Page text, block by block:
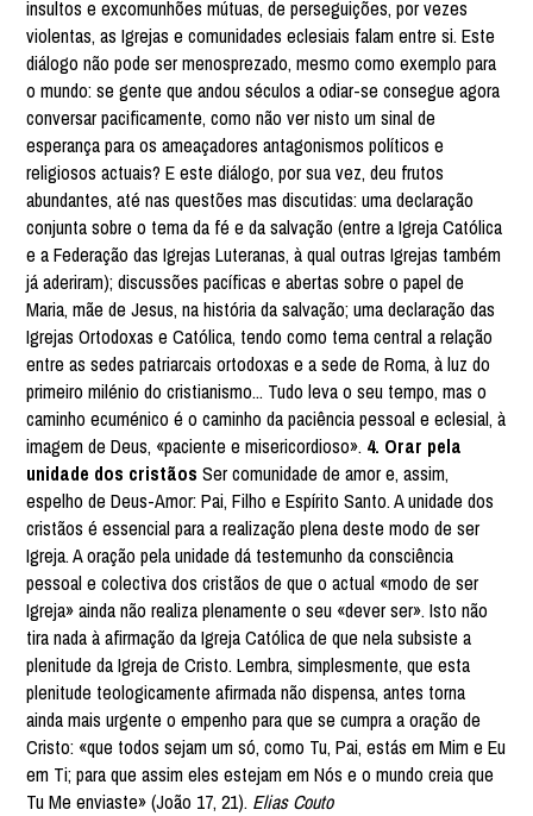
insultos e excomunhões mútuas, de perseguições, por vezes
violentas, as Igrejas e comunidades eclesiais falam entre si. Este
diálogo não pode ser menosprezado, mesmo como exemplo para
o mundo: se gente que andou séculos a odiar-se consegue agora
conversar pacificamente, como não ver nisto um sinal de
esperança para os ameaçadores antagonismos políticos e
religiosos actuais? E este diálogo, por sua vez, deu frutos
abundantes, até nas questões mas discutidas: uma declaração
conjunta sobre o tema da fé e da salvação (entre a Igreja Católica
e a Federação das Igrejas Luteranas, à qual outras Igrejas também
já aderiram); discussões pacíficas e abertas sobre o papel de
Maria, mãe de Jesus, na história da salvação; uma declaração das
Igrejas Ortodoxas e Católica, tendo como tema central a relação
entre as sedes patriarcais ortodoxas e a sede de Roma, à luz do
primeiro milénio do cristianismo... Tudo leva o seu tempo, mas o
caminho ecuménico é o caminho da paciência pessoal e eclesial, à
imagem de Deus, «paciente e misericordioso». 4. Orar pela
unidade dos cristãos Ser comunidade de amor e, assim,
espelho de Deus-Amor: Pai, Filho e Espírito Santo. A unidade dos
cristãos é essencial para a realização plena deste modo de ser
Igreja. A oração pela unidade dá testemunho da consciência
pessoal e colectiva dos cristãos de que o actual «modo de ser
Igreja» ainda não realiza plenamente o seu «dever ser». Isto não
tira nada à afirmação da Igreja Católica de que nela subsiste a
plenitude da Igreja de Cristo. Lembra, simplesmente, que esta
plenitude teologicamente afirmada não dispensa, antes torna
ainda mais urgente o empenho para que se cumpra a oração de
Cristo: «que todos sejam um só, como Tu, Pai, estás em Mim e Eu
em Ti; para que assim eles estejam em Nós e o mundo creia que
Tu Me enviaste» (João 17, 21). Elias Couto